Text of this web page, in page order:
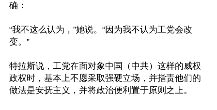
确：
“我不这么认为，”她说。“因为我不认为工党会改
变。”
特拉斯说，工党在面对象中国（中共）这样的威权
政权时，基本上不愿采取强硬立场，并指责他们的
做法是安抚主义，并将政治便利置于原则之上。